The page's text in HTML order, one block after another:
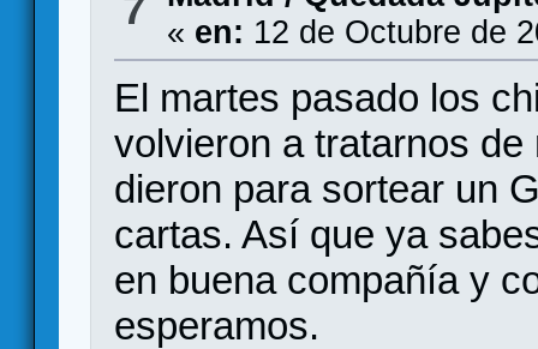
« en: 12 de Octubre de
El martes pasado los
volvieron a tratarnos
dieron para sortear un
cartas. Así que ya
en buena compañía y
esperamos.